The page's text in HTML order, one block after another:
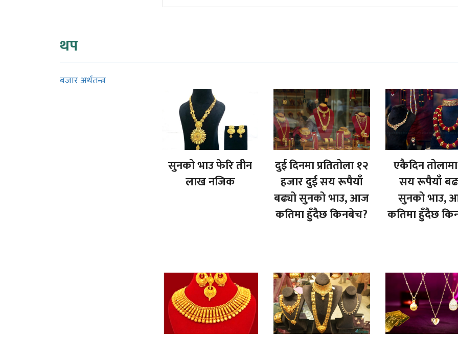
थप
बजार अर्थतन्त्र
सुनको भाउ फेरि तीन
लाख नजिक
दुई दिनमा प्रतितोला १२
हजार दुई सय रूपैयाँ
बढ्यो सुनको भाउ, आज
कतिमा हुँदैछ किनबेच?
एकैदिन
सय रूपैयाँ
सुनको भाउ,
कतिमा हुँदैछ